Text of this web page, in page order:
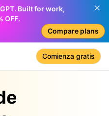
Built for work,
OFF.
Compare plans
Comienza gratis